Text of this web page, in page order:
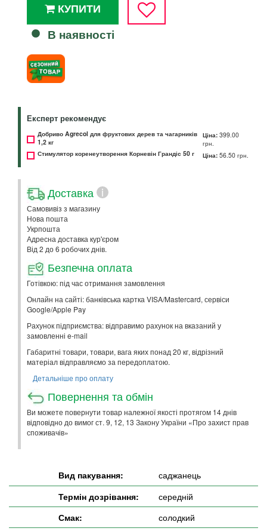
КУПИТИ
В наявності
Експерт рекомендує
Добриво Agrecol для фруктових дерев та чагарників
1,2 кг
Ціна: 399.00
грн.
Стимулятор коренеутворення Корневін Грандіс 50 г
Ціна: 56.50 грн.
Доставка i
Самовивіз з магазину
Нова пошта
Укрпошта
Адресна доставка кур'єром
Від 2 до 6 робочих днів.
Безпечна оплата
Готівкою: під час отримання замовлення
Онлайн на сайті: банківська картка VISA/Mastercard, сервіси
Google/Apple Pay
Рахунок підприємства: відправимо рахунок на вказаний у
замовленні e-mail
Габаритні товари, товари, вага яких понад 20 кг, відрізний
матеріал відправляємо за передоплатою.
Детальніше про оплату
Повернення та обмін
Ви можете повернути товар належної якості протягом 14 днів
відповідно до вимог ст. 9, 12, 13 Закону України «Про захист прав
споживачів»
Вид пакування:
саджанець
Термін дозрівання:
середній
Смак:
солодкий